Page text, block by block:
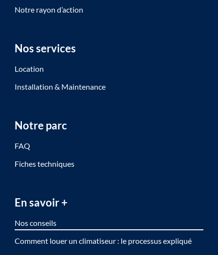
Notre rayon d’action
Nos services
Location
Installation & Maintenance
Notre parc
FAQ
Fiches techniques
En savoir +
Nos conseils
Comment louer un climatiseur : le processus expliqué